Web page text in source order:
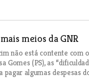
meios da GNR
não está contente com
Gomes (PS), as
pagar algumas despesas